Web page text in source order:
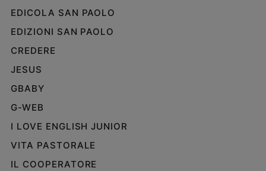
EDICOLA SAN PAOLO
EDIZIONI SAN PAOLO
CREDERE
JESUS
GBABY
G-WEB
I LOVE ENGLISH JUNIOR
VITA PASTORALE
IL COOPERATORE